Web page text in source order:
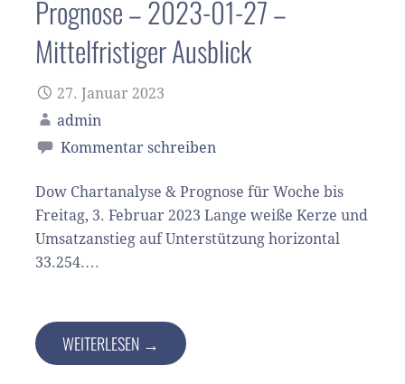
Prognose – 2023-01-27 –
Mittelfristiger Ausblick
27. Januar 2023
admin
Kommentar schreiben
Dow Chartanalyse & Prognose für Woche bis
Freitag, 3. Februar 2023 Lange weiße Kerze und
Umsatzanstieg auf Unterstützung horizontal
33.254.…
WEITERLESEN →